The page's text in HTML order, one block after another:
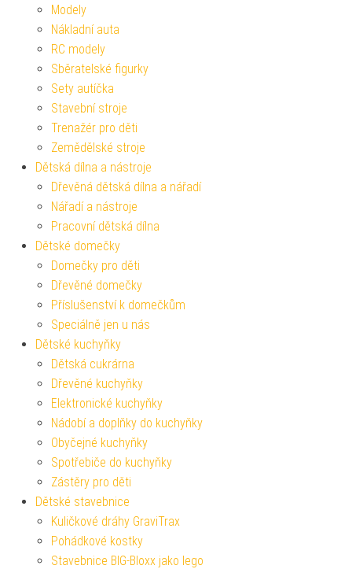
Modely
Nákladní auta
RC modely
Sběratelské figurky
Sety autíčka
Stavební stroje
Trenažér pro děti
Zemědělské stroje
Dětská dílna a nástroje
Dřevěná dětská dílna a nářadí
Nářadí a nástroje
Pracovní dětská dílna
Dětské domečky
Domečky pro děti
Dřevěné domečky
Příslušenství k domečkům
Speciálně jen u nás
Dětské kuchyňky
Dětská cukrárna
Dřevěné kuchyňky
Elektronické kuchyňky
Nádobí a doplňky do kuchyňky
Obyčejné kuchyňky
Spotřebiče do kuchyňky
Zástěry pro děti
Dětské stavebnice
Kuličkové dráhy GraviTrax
Pohádkové kostky
Stavebnice BIG-Bloxx jako lego